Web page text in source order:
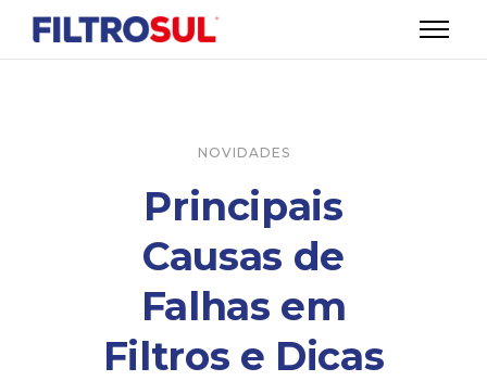
NOVIDADES
Principais
Causas de
Falhas em
Filtros e Dicas